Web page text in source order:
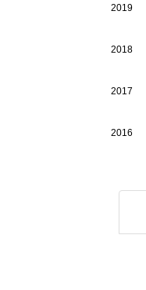
2019
2018
2017
2016